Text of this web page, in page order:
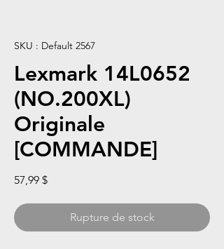
SKU : Default 2567
Lexmark 14L0652
(NO.200XL)
Originale
[COMMANDE]
57,99 $Prix
Rupture de stock